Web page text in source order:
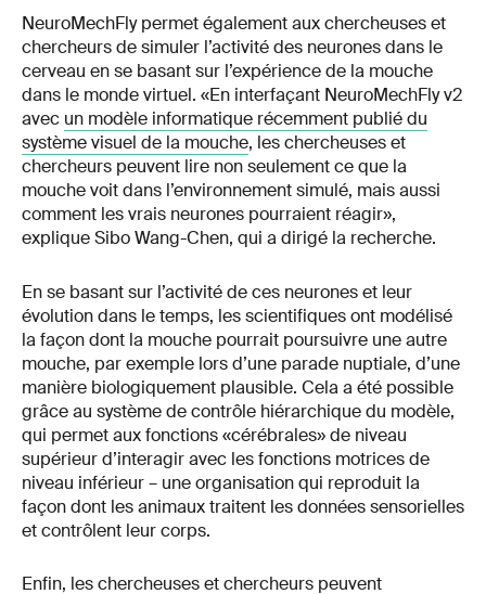
NeuroMechFly permet également aux chercheuses et
chercheurs de simuler l’activité des neurones dans le
cerveau en se basant sur l’expérience de la mouche
dans le monde virtuel. «En interfaçant NeuroMechFly v2
avec un modèle informatique récemment publié du
système visuel de la mouche, les chercheuses et
chercheurs peuvent lire non seulement ce que la
mouche voit dans l’environnement simulé, mais aussi
comment les vrais neurones pourraient réagir»,
explique Sibo Wang-Chen, qui a dirigé la recherche.
En se basant sur l’activité de ces neurones et leur
évolution dans le temps, les scientifiques ont modélisé
la façon dont la mouche pourrait poursuivre une autre
mouche, par exemple lors d’une parade nuptiale, d’une
manière biologiquement plausible. Cela a été possible
grâce au système de contrôle hiérarchique du modèle,
qui permet aux fonctions «cérébrales» de niveau
supérieur d’interagir avec les fonctions motrices de
niveau inférieur – une organisation qui reproduit la
façon dont les animaux traitent les données sensorielles
et contrôlent leur corps.
Enfin, les chercheuses et chercheurs peuvent